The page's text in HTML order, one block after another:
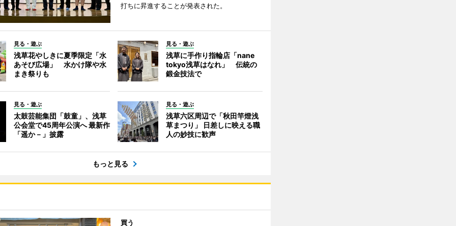
打ちに昇進することが発表された。
見る・遊ぶ
浅草花やしきに夏季限定「水
あそび広場」 水かけ隊や水
まき祭りも
見る・遊ぶ
浅草に手作り指輪店「nane
tokyo浅草はなれ」 伝統の
鍛金技法で
見る・遊ぶ
太鼓芸能集団「鼓童」、浅草
公会堂で45周年公演へ 最新作
「遥か－」披露
見る・遊ぶ
浅草六区周辺で「秋田竿燈浅
草まつり」 日差しに映える職
人の妙技に歓声
もっと見る
買う